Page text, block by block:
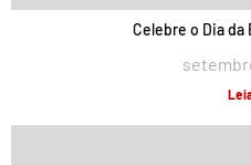
Celebre o Dia da